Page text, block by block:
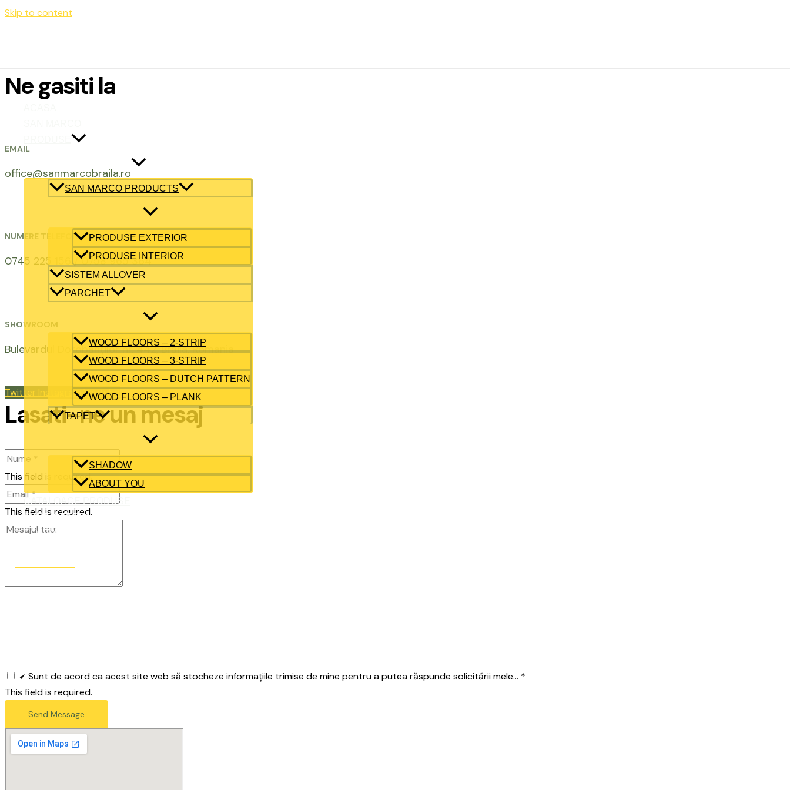
Skip to content
SAN MARCO PRODUCTS
PRODUSE EXTERIOR
PRODUSE INTERIOR
SISTEM ALLOVER
PARCHET
WOOD FLOORS – 2-STRIP
WOOD FLOORS – 3-STRIP
WOOD FLOORS – DUTCH PATTERN
WOOD FLOORS – PLANK
TAPET
SHADOW
ABOUT YOU
CATALOAGE PRODUSE
CERE OFERTA
CONTACT
Ne gasiti la
EMAIL
office@sanmarcobraila.ro
NUMERE TELEFON
0745 225 156 / 0758 965 364
SHOWROOM
Bulevardul Dorobanților nr. 442, Brăila, Romania
Twitter InstagramYoutube
Lasati-ne un mesaj
This field is required.
This field is required.
Sunt de acord ca acest site web să stocheze informațiile trimise de mine pentru a putea răspunde solicitării mele... *
This field is required.
Send Message